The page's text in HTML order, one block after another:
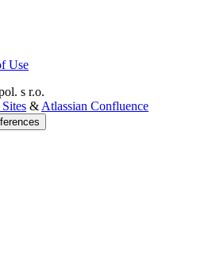
Use
s r.o.
& Atlassian Confluence